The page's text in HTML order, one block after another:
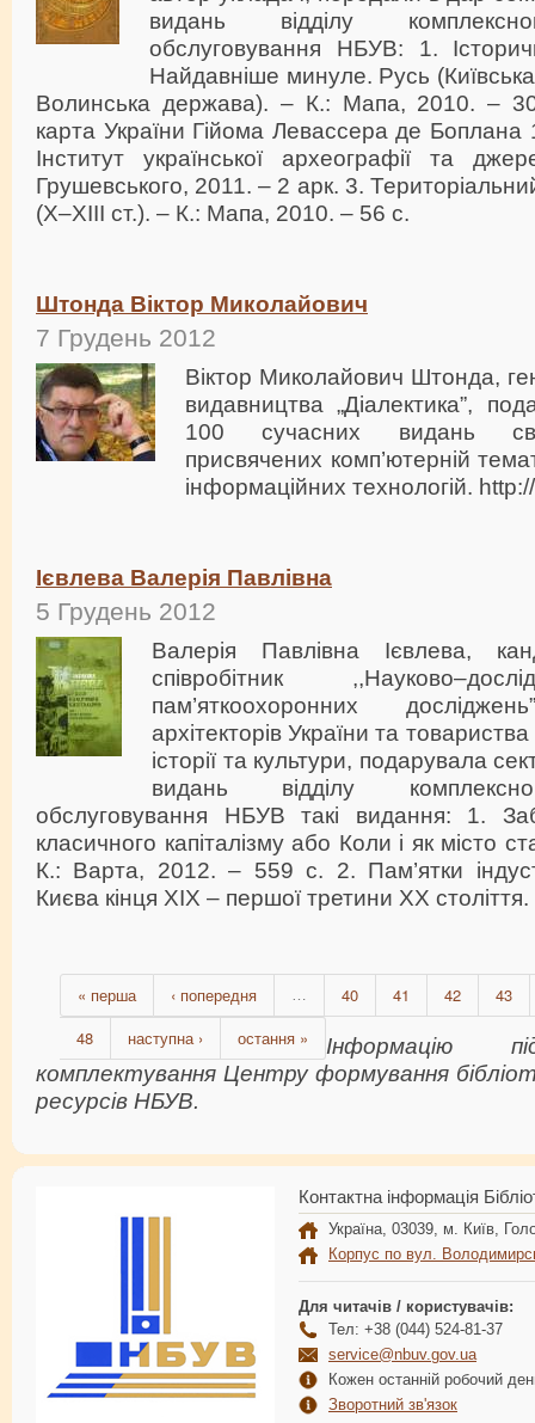
видань відділу
обслуговування НБУВ: 1.
Найдавніше минуле. Русь
Волинська держава). – К.: Мапа, 2010. –
карта України Гійома Левассера де
Інститут української археографії та
Грушевського, 2011. – 2 арк. 3.
(X–XIII ст.). – К.: Мапа, 2010. – 56 с.
Штонда Віктор Миколайович
7 Грудень 2012
Віктор Миколайович Штонда,
видавництва „Діалектика”,
100 сучасних видань
присвячених комп’ютерній
інформаційних технологій.
Ієвлева Валерія Павлівна
5 Грудень 2012
Валерія Павлівна Ієвлева,
співробітник
пам’яткоохоронних
архітекторів України та
історії та культури, подарувала
видань відділу
обслуговування НБУВ такі видання: 1.
класичного капіталізму або Коли і як місто
К.: Варта, 2012. – 559 с. 2. Пам’ятки
Києва кінця XIX – першої третини XX
« перша ‹ попередня … 40 41 42
43
48
наступна › остання »
Інформацію
комплектування Центру формування
ресурсів НБУВ.
Контактна інформація
Україна, 03039, м. Київ,
Корпус по вул.
Для читачів / користувачів:
Тел: +38 (044) 524-81-37
service@nbuv.gov.ua
Кожен останній робочий
Зворотний зв'язок